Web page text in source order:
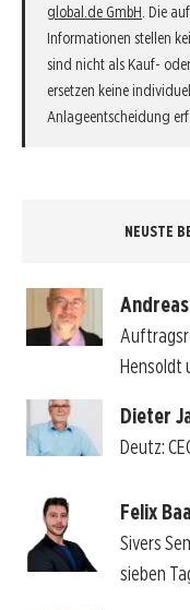
global.de GmbH . Die
Informationen stellen
sind nicht als Kauf-
ersetzen keine
Anlageentscheidung
NEUSTE
Hensoldt
Dieter
Deutz:
Felix
Sivers
sieben